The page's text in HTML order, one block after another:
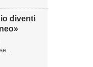
diventi